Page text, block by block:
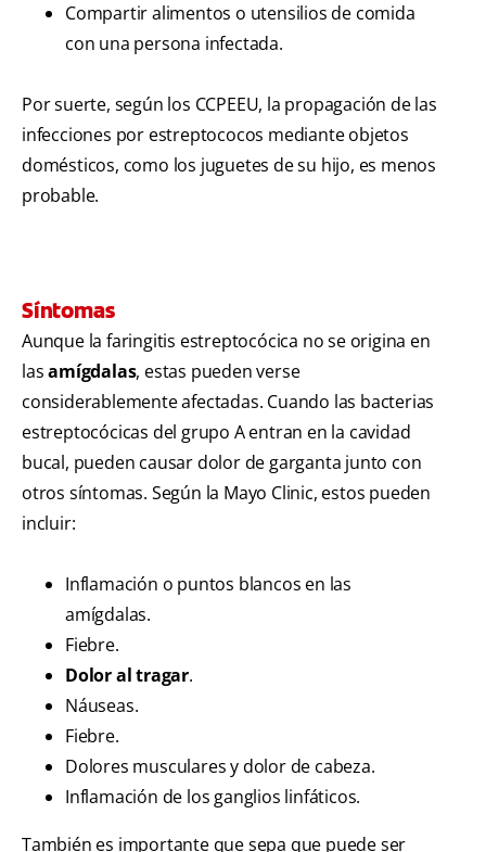
Compartir alimentos o utensilios de comida
con una persona infectada.
Por suerte, según los CCPEEU, la propagación de las
infecciones por estreptococos mediante objetos
domésticos, como los juguetes de su hijo, es menos
probable.
Síntomas
Aunque la faringitis estreptocócica no se origina en
lasamígdalas, estas pueden verse
considerablemente afectadas. Cuando las bacterias
estreptocócicas del grupo A entran en la cavidad
bucal, pueden causar dolor de garganta junto con
otros síntomas. Según la Mayo Clinic, estos pueden
incluir:
Inflamación o puntos blancos en las
amígdalas.
Fiebre.
Dolor al tragar.
Náuseas.
Fiebre.
Dolores musculares y dolor de cabeza.
Inflamación de los ganglios linfáticos.
También es importante que sepa que puede ser